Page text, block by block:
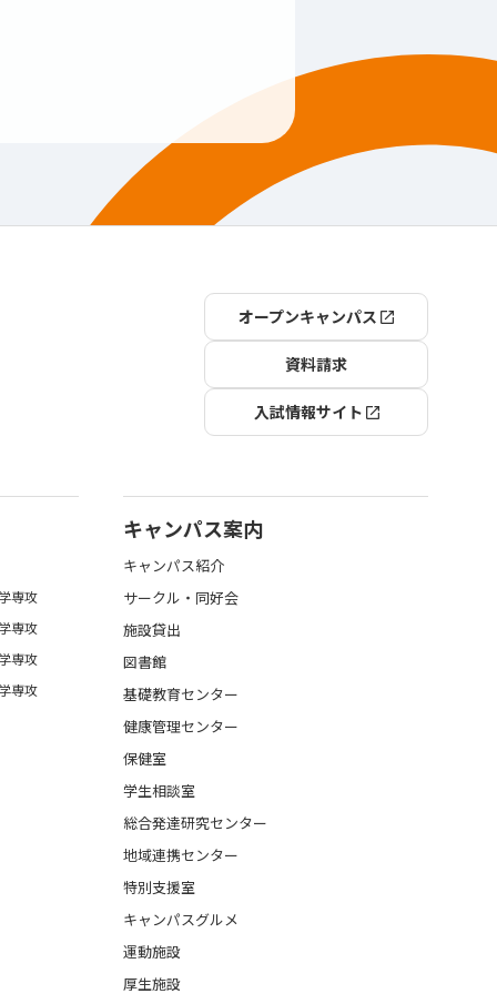
オープンキャンパス
資料請求
入試情報サイト
専攻
専攻
専攻
専攻
キャンパス案内
キャンパス紹介
サークル・同好会
施設貸出
図書館
基礎教育センター
健康管理センター
保健室
学生相談室
総合発達研究センター
地域連携センター
特別支援室
キャンパスグルメ
運動施設
厚生施設